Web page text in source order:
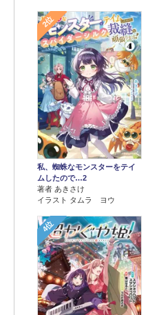
2位
私、蜘蛛なモンスターをテイ
ムしたので…2
著者 あきさけ
イラスト タムラ ヨウ
4位